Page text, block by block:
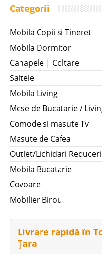
Categorii
Mobila Copii si Tineret
Mobila Dormitor
Canapele | Coltare
Saltele
Mobila Living
Mese de Bucatarie /
Comode si masute Tv
Masute de Cafea
Outlet/Lichidari
Mobila Bucatarie
Covoare
Mobilier Birou
Livrare rapidă în
Țara